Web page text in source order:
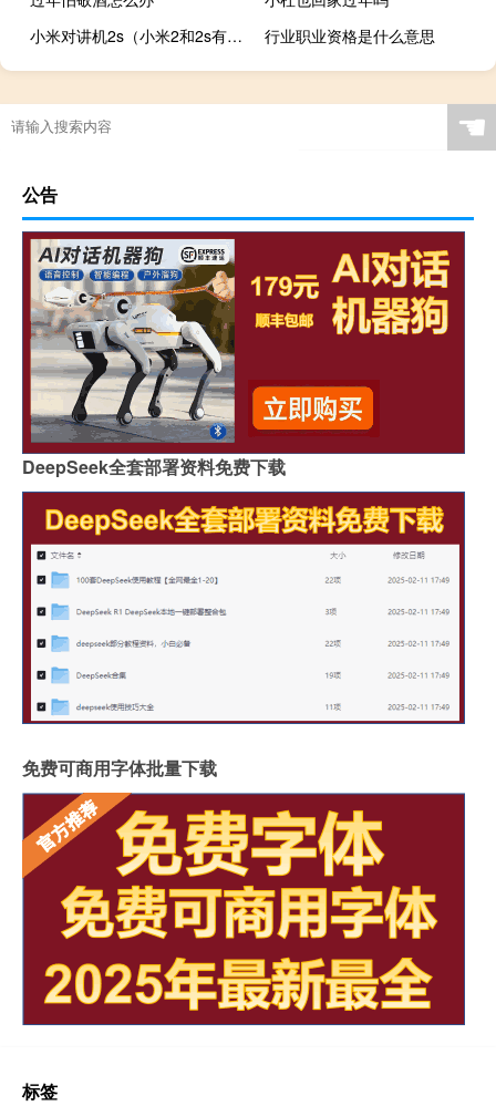
小米对讲机2s（小米2和2s有什么区别）
行业职业资格是什么意思
☚
公告
DeepSeek全套部署资料免费下载
免费可商用字体批量下载
标签